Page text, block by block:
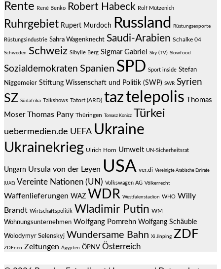
Rente René Benko Robert Habeck Rolf Mützenich
Ruhrgebiet Rupert Murdoch Russland Rüstungsexporte
Rüstungsindustrie Sahra Wagenknecht Saudi-Arabien Schalke 04
Schweden Schweiz Sibylle Berg Sigmar Gabriel Sky (TV) Slowfood
Sozialdemokraten Spanien SPD Sport inside Stefan
Niggemeier Stiftung Wissenschaft und Politik (SWP) SWR Syrien
SZ Südafrika Talkshows Tatort (ARD) taztelepolis
Thomas
Moser Thomas Pany Thüringen Tomasz Konicz Türkei
uebermedien.de UEFA Ukraine
Ukrainekrieg Ulrich Horn Umwelt UN-Sicherheitsrat
Ungarn Ursula von der Leyen USA ver.di Vereinigte Arabische Emirate
(UAE) Vereinte Nationen (UN) Volkswagen AG Völkerrecht
Waffenlieferungen WAZ WDR Westfalenstadion WHO Willy
Brandt Wirtschaftspolitik Wladimir Putin WM
Wohnungsunternehmen Wolfgang Pomrehn Wolfgang Schäuble
Wolodymyr Selenskyj Wundersame Bahn Xi Jinping ZDF
ZDFneo Zeitungen Ägypten ÖPNV Österreich